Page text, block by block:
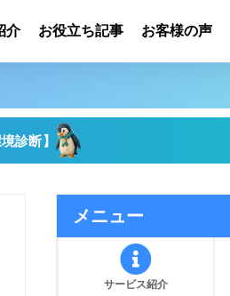
介 お役立ち記事 お客様の声
診断】
メニュー
サービス紹介